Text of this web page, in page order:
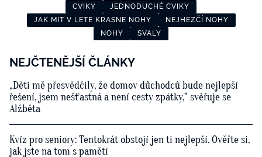
CVIKY
JEDNODUCHÉ CVIKY
JAK MIT V LETE KRASNE NOHY
NEJHEZČÍ NOHY
NOHY
SVALY
NEJČTENĚJŠÍ ČLÁNKY
„Děti mě přesvědčily, že domov důchodců bude nejlepší
řešení, jsem nešťastná a není cesty zpátky,“ svěřuje se
Alžběta
Kvíz pro seniory: Tentokrát obstojí jen ti nejlepší. Ověřte si,
jak jste na tom s pamětí